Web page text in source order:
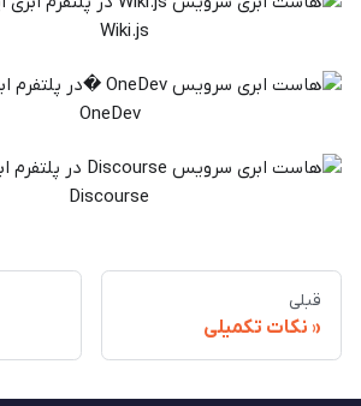
Wiki.js
OneDev
Discourse
قبلی
نکات تکمیلی